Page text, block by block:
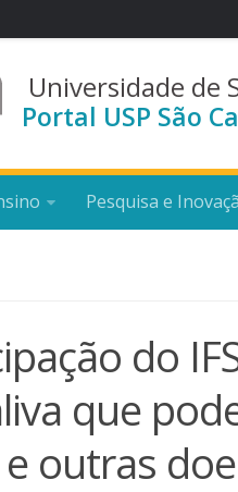
Universidade de
Portal USP São
Pesquisa e
do
que
outras